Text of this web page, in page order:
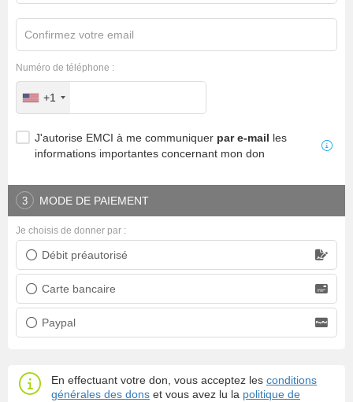
Confirmez votre email
Numéro de téléphone :
+1
J'autorise EMCI à me communiquer par e-mail les
informations importantes concernant mon don
3 MODE DE PAIEMENT
Débit préautorisé
Prélèvement bancaire
Carte bancaire
Carte bancaire
Paypal
Paypal
Je choisis de donner par :
En effectuant votre don, vous acceptez les conditions
générales des dons et vous avez lu la politique de